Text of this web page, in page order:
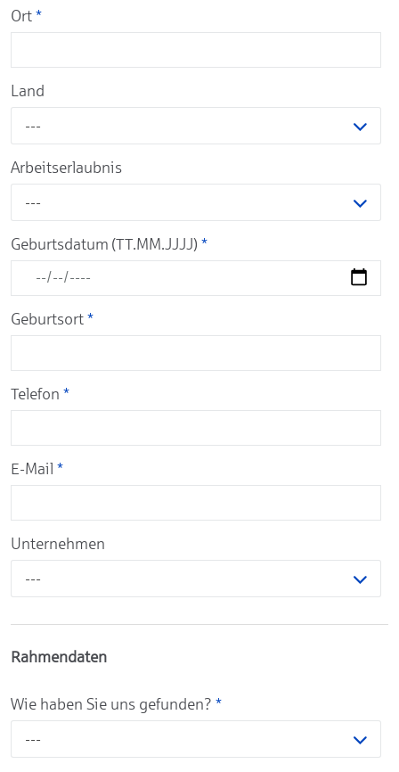
Ort *
Land
---
Arbeitserlaubnis
---
Geburtsdatum (TT.MM.JJJJ) *
Geburtsort *
Telefon *
E-Mail *
Unternehmen
---
Rahmendaten
Wie haben Sie uns gefunden? *
---